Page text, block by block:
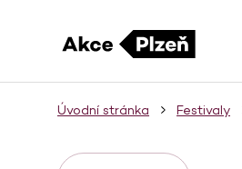
Úvodní stránka Festivaly